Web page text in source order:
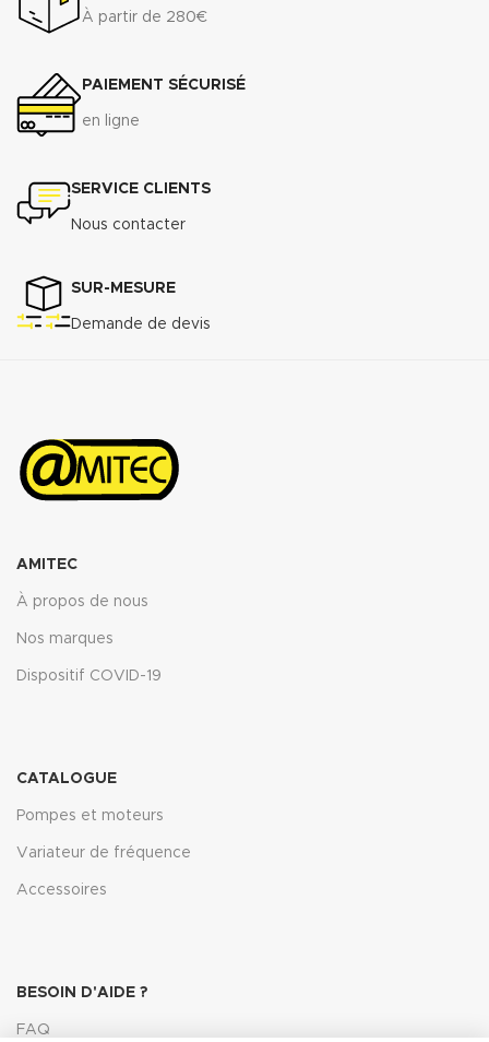
À partir de 280€
PAIEMENT SÉCURISÉ
en ligne
SERVICE CLIENTS
Nous contacter
SUR-MESURE
Demande de devis
AMITEC
À propos de nous
Nos marques
Dispositif COVID-19
CATALOGUE
Pompes et moteurs
Variateur de fréquence
Accessoires
BESOIN D'AIDE ?
FAQ